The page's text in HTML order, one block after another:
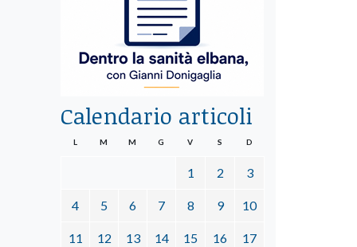
Calendario articoli
L M M G V S D
1 2 3
4 5 6 7 8 9 10
11 12 13 14 15 16 17